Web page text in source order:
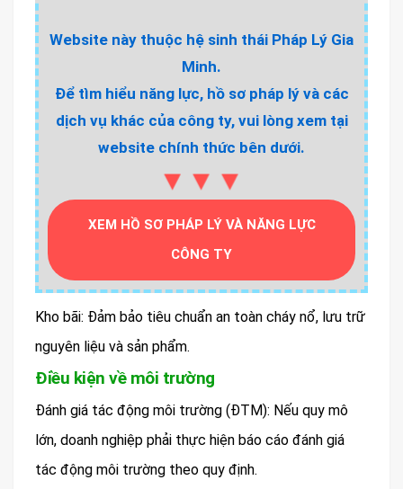
Website này thuộc hệ sinh thái Pháp Lý Gia
Minh.
Để tìm hiểu năng lực, hồ sơ pháp lý và các
dịch vụ khác của công ty, vui lòng xem tại
website chính thức bên dưới.
▼▼▼
XEM HỒ SƠ PHÁP LÝ VÀ NĂNG LỰC
CÔNG TY
Kho bãi: Đảm bảo tiêu chuẩn an toàn cháy nổ, lưu trữ
nguyên liệu và sản phẩm.
Điều kiện về môi trường
Đánh giá tác động môi trường (ĐTM): Nếu quy mô
lớn, doanh nghiệp phải thực hiện báo cáo đánh giá
tác động môi trường theo quy định.